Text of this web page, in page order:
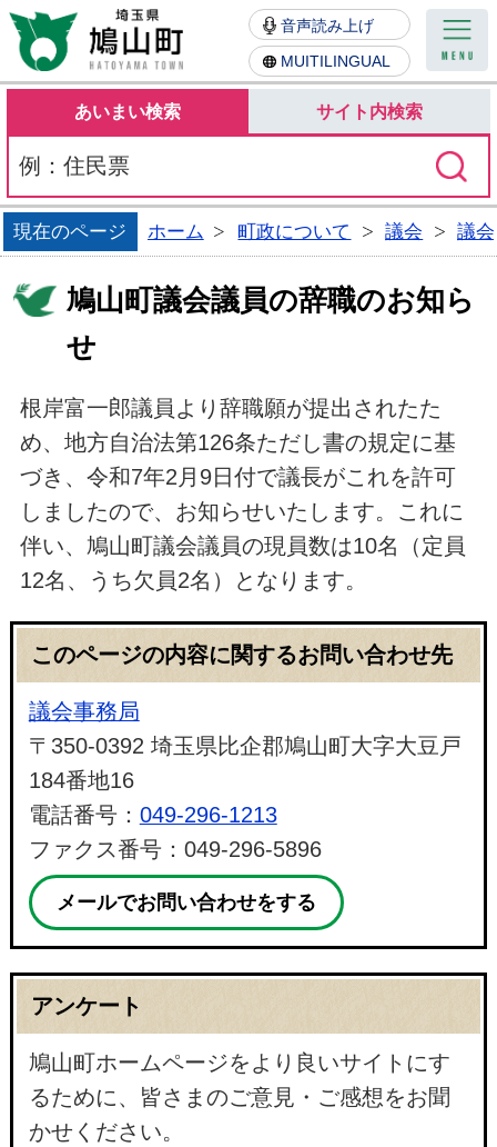
鳩山町
音声読み上げ
MUITILINGUAL
あいまい検索 サイト内検索
現在のページ ホーム 町政について 議会 議
鳩山町議会議員の辞職のお知ら
せ
根岸富一郎議員より辞職願が提出されたた
め、地方自治法第126条ただし書の規定に基
づき、令和7年2月9日付で議長がこれを許可
しましたので、お知らせいたします。これに
伴い、鳩山町議会議員の現員数は10名（定員
12名、うち欠員2名）となります。
このページの内容に関するお問い合わせ先
議会事務局
〒350-0392 埼玉県比企郡鳩山町大字大豆戸
184番地16
電話番号： 049-296-1213
ファクス番号：049-296-5896
メールでお問い合わせをする
アンケート
鳩山町ホームページをより良いサイトにす
るために、皆さまのご意見・ご感想をお聞
かせください。